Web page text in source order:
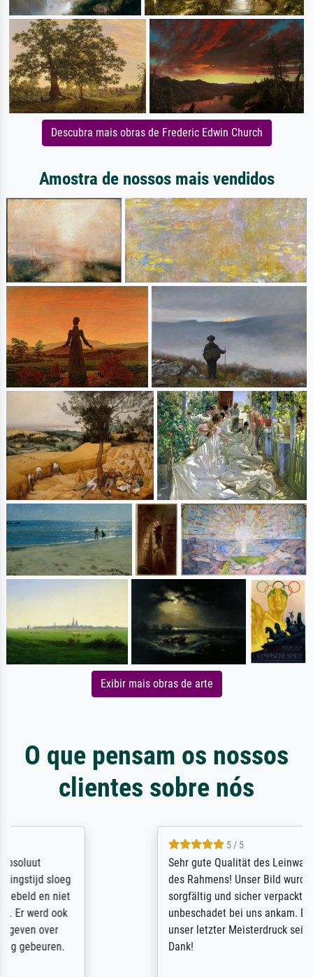
Descubra mais obras de Frederic Edwin Church
Amostra de nossos mais vendidos
Exibir mais obras de arte
O que pensam os nossos
clientes sobre nós
Sehr gute Qualität des Leinwanddrucks und
des Rahmens! Unser Bild wurde sehr
sorgfältig und sicher verpackt, so dass es
unbeschadet bei uns ankam. Es wird nicht
unser letzter Meisterdruck sein. Vielen
Dank!